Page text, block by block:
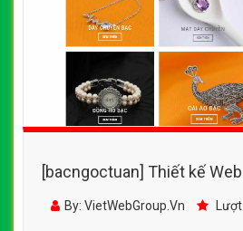
[bacngoctuan] Thiết kế
bạc đá quý -
By: VietWebGroup.Vn